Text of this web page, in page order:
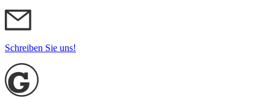
Schreiben Sie uns!